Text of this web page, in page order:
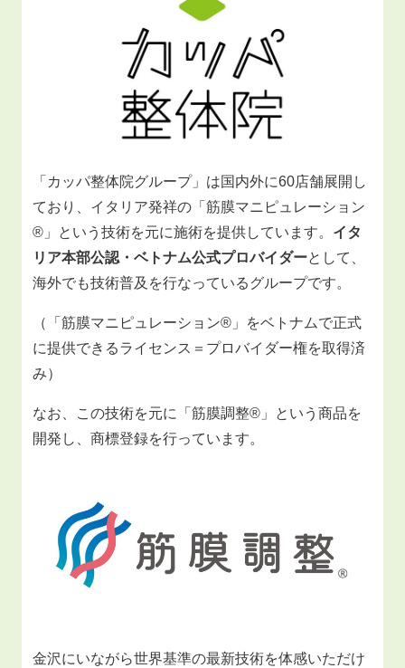
「カッパ整体院グループ」は国内外に60店舗展開し
ており、イタリア発祥の「筋膜マニピュレーション
®」という技術を元に施術を提供しています。 イタ
リア本部公認・ベトナム公式プロバイダーとして、
海外でも技術普及を行なっているグループです。
（「筋膜マニピュレーション®」をベトナムで正式
に提供できるライセンス＝プロバイダー権を取得済
み）
なお、この技術を元に「筋膜調整®」という商品を
開発し、商標登録を行っています。
金沢にいながら世界基準の最新技術を体感いただけ